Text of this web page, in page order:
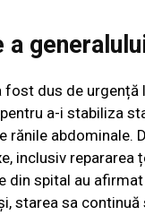
a
fost dus de
a-i stabiliza
rănile abdominale.
inclusiv repararea
din spital au
starea sa